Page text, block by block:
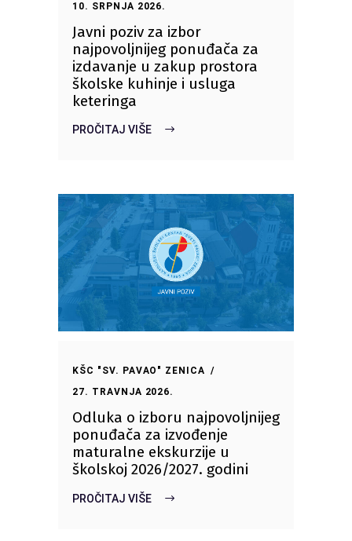
10. SRPNJA 2026.
Javni poziv za izbor
najpovoljnijeg ponuđača za
izdavanje u zakup prostora
školske kuhinje i usluga
keteringa
PROČITAJ VIŠE
KŠC "SV. PAVAO" ZENICA
27. TRAVNJA 2026.
Odluka o izboru najpovoljnijeg
ponuđača za izvođenje
maturalne ekskurzije u
školskoj 2026/2027. godini
PROČITAJ VIŠE